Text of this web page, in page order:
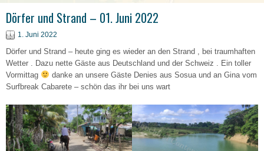
Dörfer und Strand – 01. Juni 2022
1. Juni 2022
Dörfer und Strand – heute ging es wieder an den Strand , bei traumhaften
Wetter . Dazu nette Gäste aus Deutschland und der Schweiz . Ein toller
Vormittag
danke an unsere Gäste Denies aus Sosua und an Gina vom
Surfbreak Cabarete – schön das ihr bei uns wart